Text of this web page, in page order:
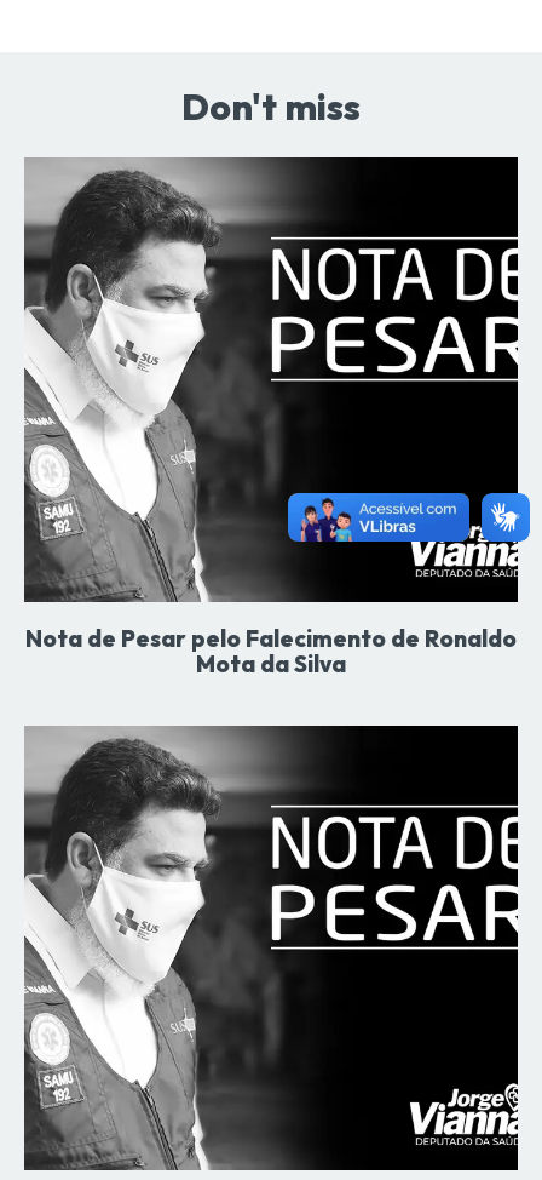
Don't miss
Nota de Pesar pelo Falecimento de Ronaldo
Mota da Silva